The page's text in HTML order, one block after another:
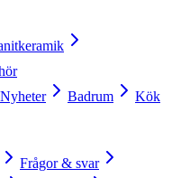
Nyheter Badrum
Kök
Frågor & svar